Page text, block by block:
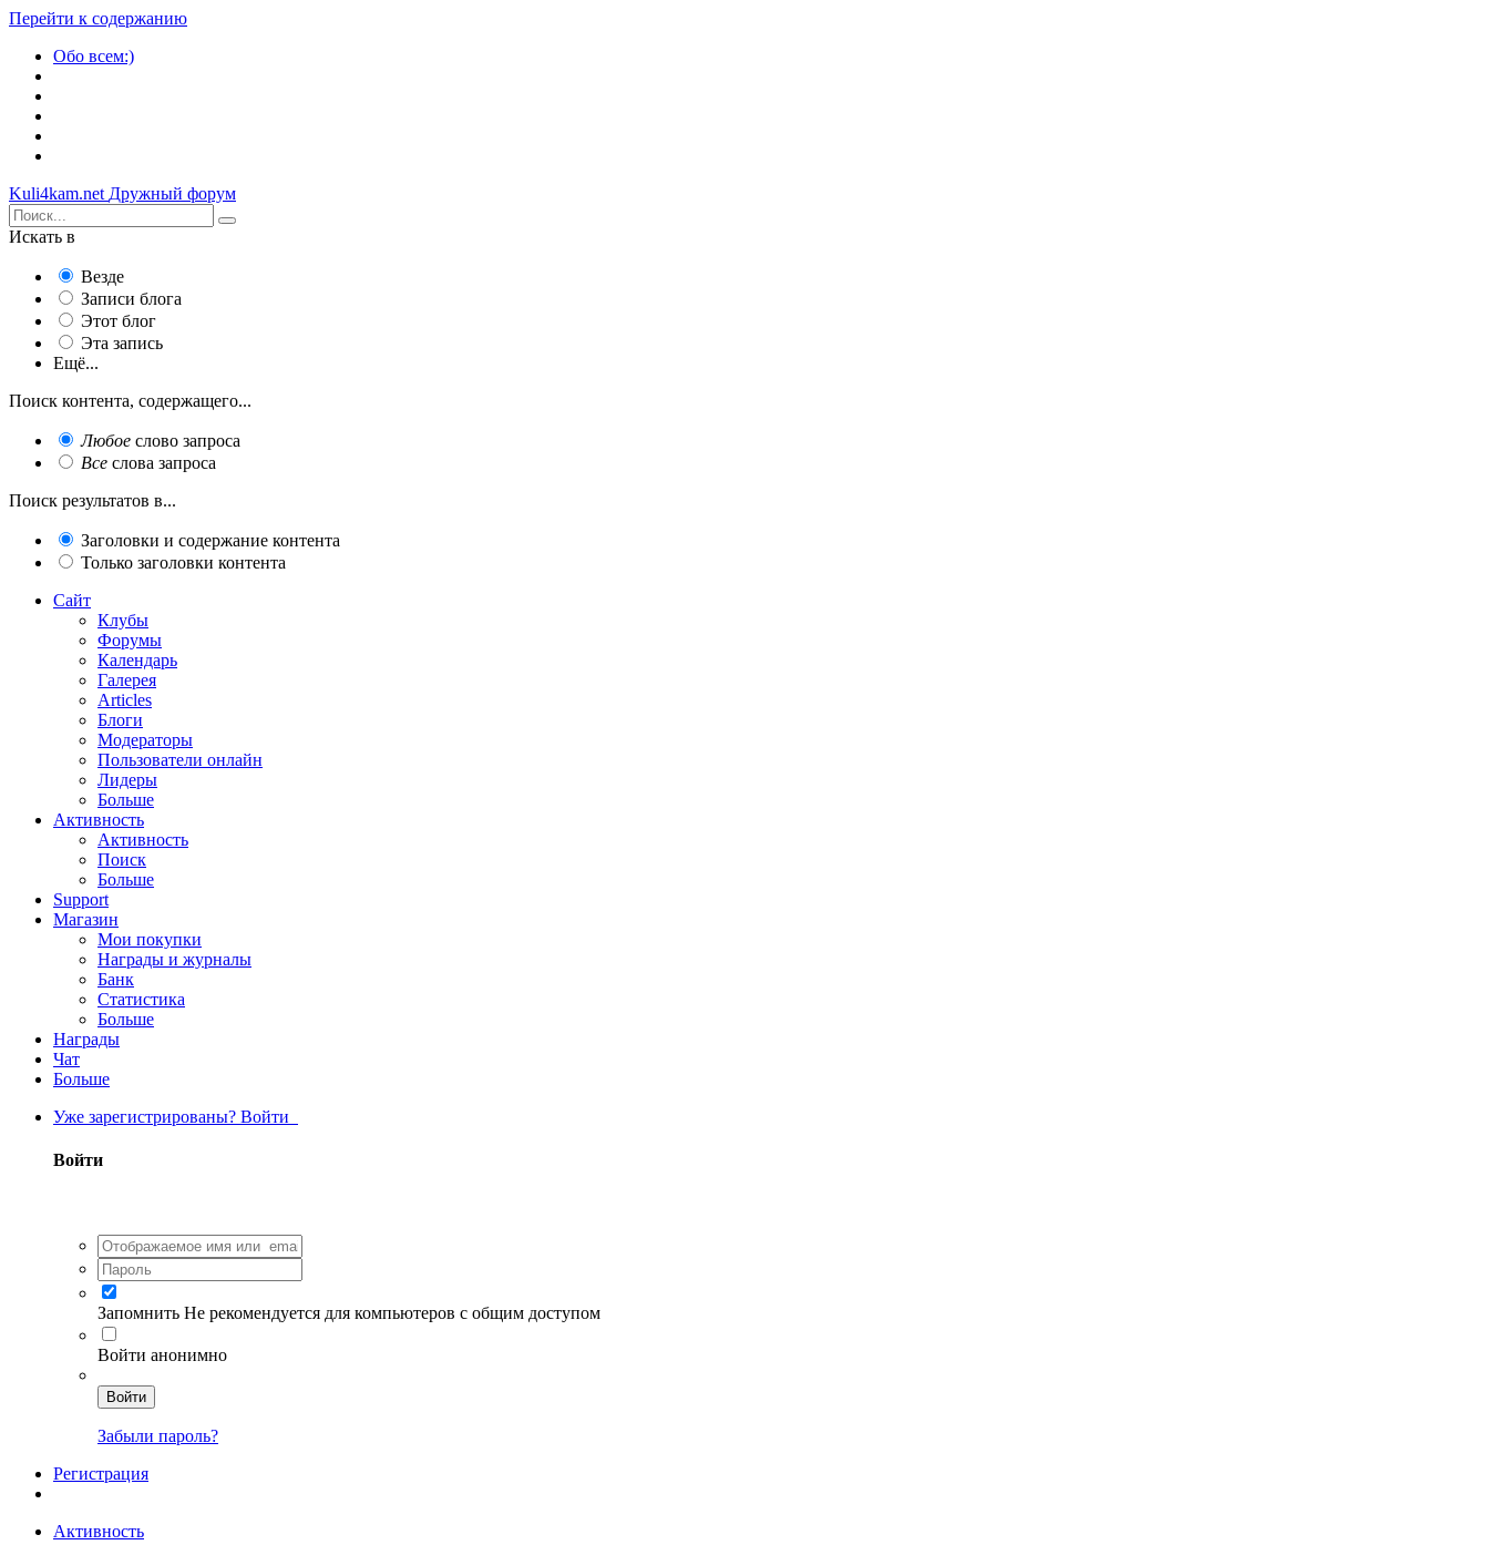
Перейти к содержанию
Обо всем:)
Kuli4kam.net Дружный форум
Искать в
Везде
Записи блога
Этот блог
Эта запись
Ещё...
Поиск контента, содержащего...
Любое слово запроса
Все слова запроса
Поиск результатов в...
Заголовки и содержание контента
Только заголовки контента
Сайт
Клубы
Форумы
Календарь
Галерея
Articles
Блоги
Модераторы
Пользователи онлайн
Лидеры
Больше
Активность
Активность
Поиск
Больше
Support
Магазин
Мои покупки
Награды и журналы
Банк
Статистика
Больше
Награды
Чат
Больше
Уже зарегистрированы? Войти
Войти
Запомнить Не рекомендуется для компьютеров с общим доступом
Войти анонимно
Войти
Забыли пароль?
Регистрация
Активность